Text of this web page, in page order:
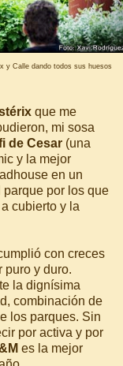
y Calle dando todos sus huesos
que me
mi sosa
de Cesar (una
y la mejor
en un
por los que
cubierto y la
con creces
puro y duro.
la dignísima
combinación de
los parques. Sin
por activa y por
es la mejor